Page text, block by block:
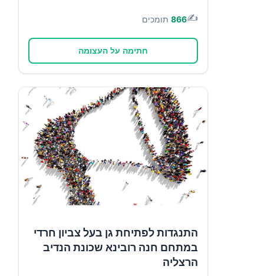
✍️
866 תומכים
חתימה על העצומה
התנגדות לפתיחת גן בעל צביון חרדי
במתחם חנה רובינא שכונת הנדיב
הרצליה